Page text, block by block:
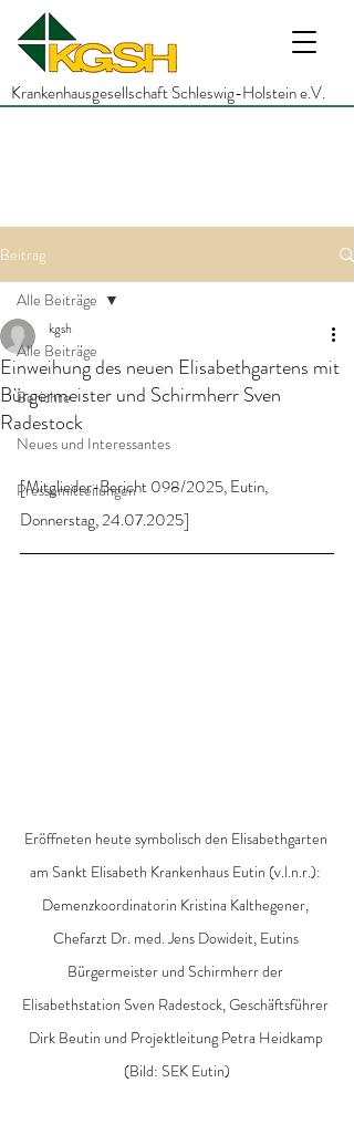
Krankenhausgesellschaft Schleswig-Holstein e.V.
Beitrag
Alle Beiträge
Berichte
Neues und Interessantes
Pressemitteilungen
Alle Beiträge
Einweihung des neuen Elisabethgartens mit
Bürgermeister und Schirmherr Sven
Radestock
kgsh
[Mitglieder-Bericht 098/2025, Eutin,
Donnerstag, 24.07.2025]
Eröffneten heute symbolisch den Elisabethgarten
am Sankt Elisabeth Krankenhaus Eutin (v.l.n.r.):
Demenzkoordinatorin Kristina Kalthegener,
Chefarzt Dr. med. Jens Dowideit, Eutins
Bürgermeister und Schirmherr der
Elisabethstation Sven Radestock, Geschäftsführer
Dirk Beutin und Projektleitung Petra Heidkamp
(Bild: SEK Eutin)